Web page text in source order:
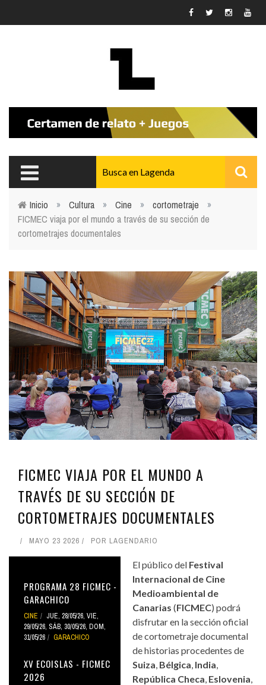
Usted está aquí
Inicio » Cultura » Cine » cortometraje
»
FICMEC viaja por el mundo a través de su sección de
cortometrajes documentales
FICMEC VIAJA POR EL MUNDO A
TRAVÉS DE SU SECCIÓN DE
CORTOMETRAJES DOCUMENTALES
MAYO 23 2026 POR LAGENDARIO
PROGRAMA 28 FICMEC -
GARACHICO
CINE JUE, 28/05/26, VIE,
29/05/26, SÁB, 30/05/26, DOM,
31/05/26
GARACHICO
XV ECOISLAS - FICMEC
2026
El público del Festival
Internacional de Cine
Medioambiental de
Canarias (FICMEC) podrá
disfrutar en la sección oficial
de cortometraje documental
de historias procedentes de
Suiza, Bélgica, India,
República Checa, Eslovenia,